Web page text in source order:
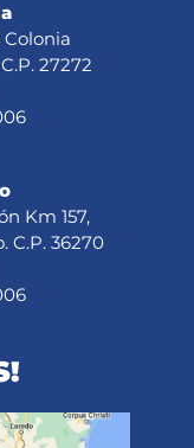
27272
Km 157,
C.P. 36270